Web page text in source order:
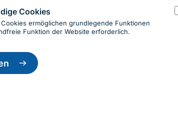
Cookies
ermöglichen grundlegende Funktionen
Funktion der Website erforderlich.
Einwilligung
zurückziehen
Bundeslandes
Seite